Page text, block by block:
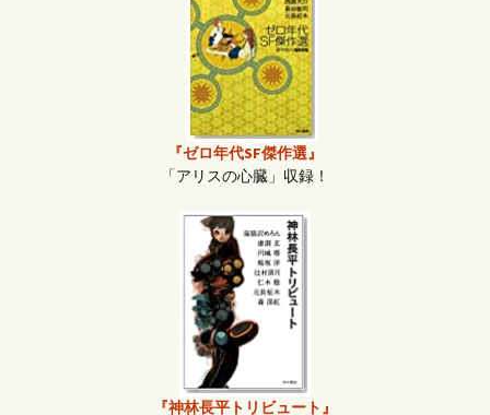
『ゼロ年代SF傑作選』
「アリスの心臓」収録！
『神林長平トリビュート』